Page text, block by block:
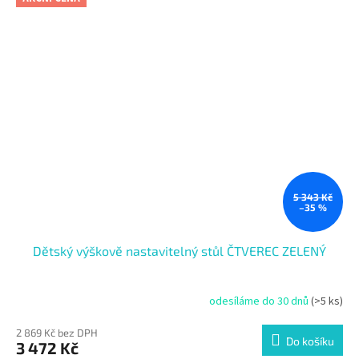
5 343 Kč
–35 %
Dětský výškově nastavitelný stůl ČTVEREC ZELENÝ
odesíláme do 30 dnů (>5 ks)
2 869 Kč bez DPH
3 472 Kč Do košíku